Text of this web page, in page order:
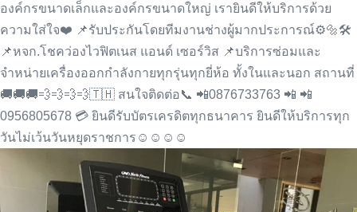
องค์กรขนาดเล็กและองค์กรขนาดใหญ่ เรายินดีให้บริการด้วย
ความใส่ใจ❤️ 📌รับประกันโดยทีมงานช่างผู้มากประการณ์⚙🔩🛠
📌หจก.โชคว่องไวฟิตเนส แอนด์ เซอร์วิส 📌บริการซ่อมและ
จำหน่ายเครื่องออกกำลังกายทุกรุ่นทุกยี่ห้อ ทั้งในและนอก สถานที่
🚚🚚🚚💨💨💨💨🇹🇭 สนใจติดต่อ📞 📲0876733763 📲 📲
0956805678 💳 ยินดีรับบัตรเครดิตทุกธนาคาร ยินดีให้บริการทุก
วันไม่เว้นวันหยุดราชการ ☺️ ☺️ ☺️ ☺️